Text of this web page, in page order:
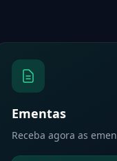
Ementas
Receba agora as